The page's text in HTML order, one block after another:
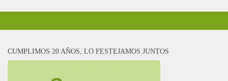
CUMPLIMOS 20 AÑOS, LO FESTEJAMOS JUNTOS